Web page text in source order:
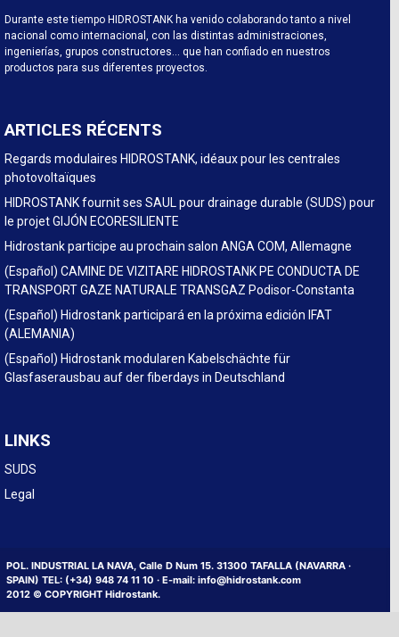
Durante este tiempo HIDROSTANK ha venido colaborando tanto a nivel
nacional como internacional, con las distintas administraciones,
ingenierías, grupos constructores… que han confiado en nuestros
productos para sus diferentes proyectos.
ARTICLES RÉCENTS
Regards modulaires HIDROSTANK, idéaux pour les centrales
photovoltaïques
HIDROSTANK fournit ses SAUL pour drainage durable (SUDS) pour
le projet GIJÓN ECORESILIENTE
Hidrostank participe au prochain salon ANGA COM, Allemagne
(Español) CAMINE DE VIZITARE HIDROSTANK PE CONDUCTA DE
TRANSPORT GAZE NATURALE TRANSGAZ Podisor-Constanta
(Español) Hidrostank participará en la próxima edición IFAT
(ALEMANIA)
(Español) Hidrostank modularen Kabelschächte für
Glasfaserausbau auf der fiberdays in Deutschland
LINKS
SUDS
Legal
POL. INDUSTRIAL LA NAVA, Calle D Num 15. 31300 TAFALLA (NAVARRA ·
SPAIN) TEL: (+34) 948 74 11 10 · E-mail: info@hidrostank.com
2012 © COPYRIGHT Hidrostank.